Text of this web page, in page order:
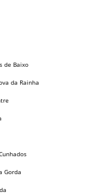
de Baixo
da Rainha
Gorda